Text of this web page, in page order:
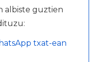
albiste guztien
txat-ean